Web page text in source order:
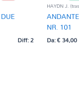
Diff: 2
HAYDN J.
NR. 101
Da:€34,00